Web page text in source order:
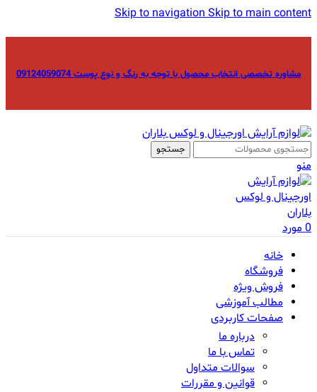
Skip to navigationSkip to main content
مشاوره تخصصی انتخاب محصول با توجه به رنگ و نوع پوست 09124059074
جستجو
منو
0مورد
خانه
فروشگاه
فروش ویژه
مطالب آموزشی
صفحات کاربردی
درباره ما
تماس با ما
سوالات متداول
قوانین و مقررات